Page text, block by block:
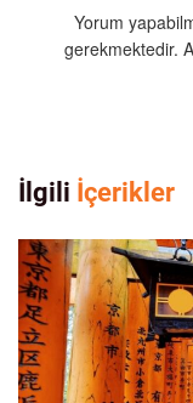
Yorum
gerekmektedir.
İlgili İçerikler